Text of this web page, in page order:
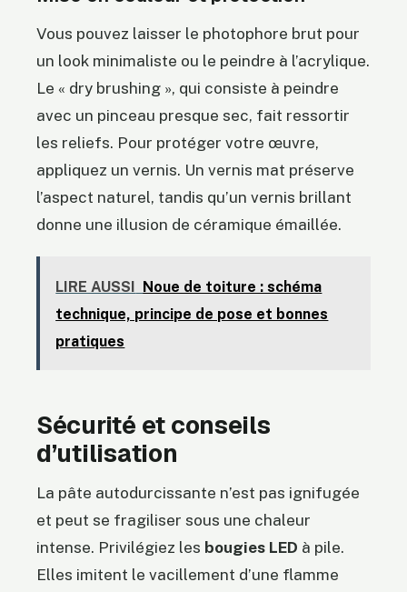
Vous pouvez laisser le photophore brut pour
un look minimaliste ou le peindre à l’acrylique.
Le « dry brushing », qui consiste à peindre
avec un pinceau presque sec, fait ressortir
les reliefs. Pour protéger votre œuvre,
appliquez un vernis. Un vernis mat préserve
l’aspect naturel, tandis qu’un vernis brillant
donne une illusion de céramique émaillée.
LIRE AUSSI Noue de toiture : schéma
technique, principe de pose et bonnes
pratiques
Sécurité et conseils
d’utilisation
La pâte autodurcissante n’est pas ignifugée
et peut se fragiliser sous une chaleur
intense. Privilégiez les bougies LED à pile.
Elles imitent le vacillement d’une flamme